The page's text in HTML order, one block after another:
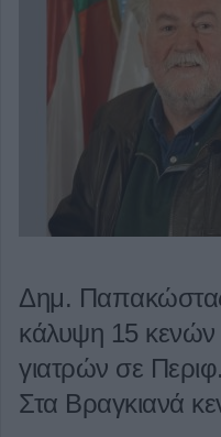
Δημ.
κάλυψη 15
γιατρών σε
Στα Βραγκιανά